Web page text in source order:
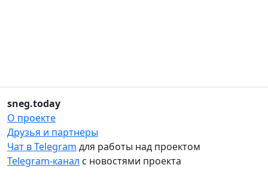
sneg.today
О проекте
Друзья и партнеры
Чат в Telegram для работы над проектом
Telegram-канал с новостями проекта